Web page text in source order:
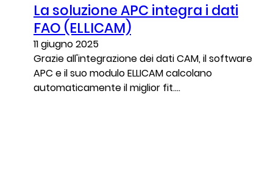
La soluzione APC integra i dati
FAO (ELLICAM)
11 giugno 2025
Grazie all'integrazione dei dati CAM, il software
APC e il suo modulo ELLICAM calcolano
automaticamente il miglior fit....